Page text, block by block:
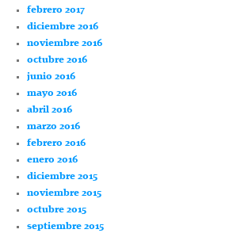
febrero 2017
diciembre 2016
noviembre 2016
octubre 2016
junio 2016
mayo 2016
abril 2016
marzo 2016
febrero 2016
enero 2016
diciembre 2015
noviembre 2015
octubre 2015
septiembre 2015